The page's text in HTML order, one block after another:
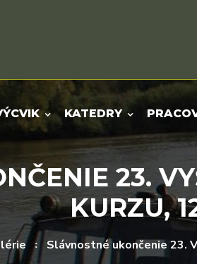
KATEDRY
23.
KURZU,
Slávnostné ukončenie 23.